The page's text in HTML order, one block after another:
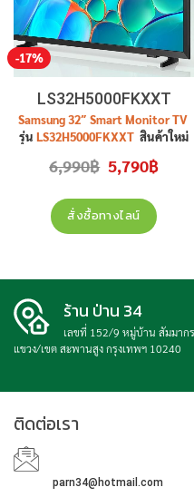
-17%
LS32H5000FKXXT
Samsung 32″ Smart Monitor TV
รุ่น LS32H5000FKXXT สินค้าใหม่
6,990฿ Original
price
6,990฿.
5,790฿Current
price
สั่งซื้อทางไลน์
ร้าน ป่าน 34
เลขที่ 152/9 หมู่บ้าน สัมมาก
แขวง/เขต สะพานสูง กรุงเทพฯ 10240
ติดต่อเรา
parn34@hotmail.com